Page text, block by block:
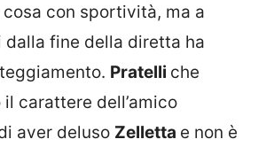
con sportività, ma a
dalla fine della diretta ha
Pratelli che
carattere dell’amico
aver deluso Zelletta e non è